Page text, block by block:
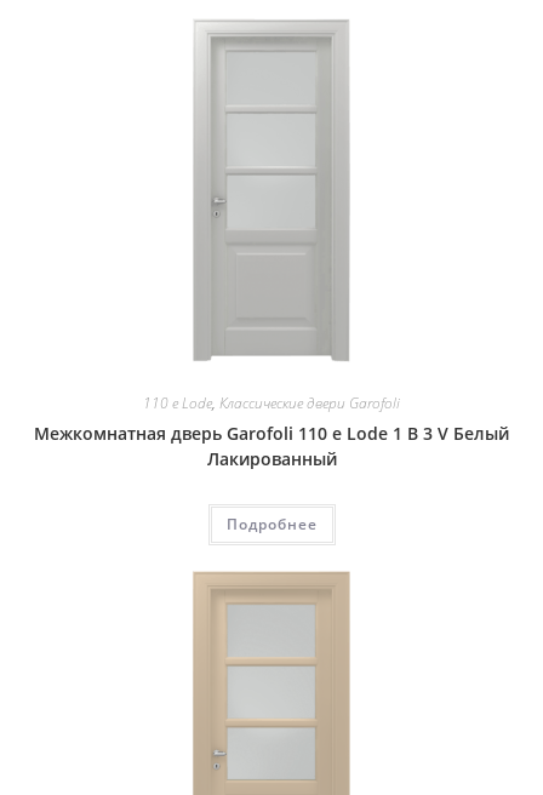
110 e Lode, Классические двери Garofoli
Межкомнатная дверь Garofoli 110 e Lode 1 B 3 V Белый
Лакированный
Подробнее